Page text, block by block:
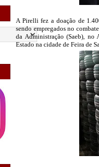
A Pirelli fez a doação de
sendo empregados no
da Administração (Saeb),
Estado na cidade de Feira de